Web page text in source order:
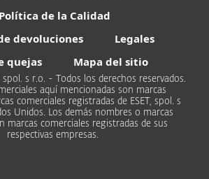
Política de la Calidad
devoluciones
Legales
quejas
Mapa del sitio
spol. s r.o. - Todos los derechos reservados.
aquí mencionadas son marcas
comerciales registradas de ESET, spol. s
Unidos. Los demás nombres o marcas
marcas comerciales registradas de sus
respectivas empresas.